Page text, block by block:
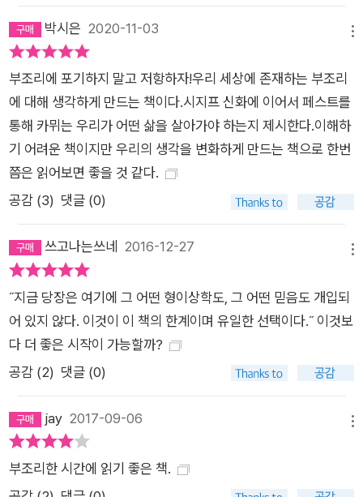
한몸에 받아들어 감수하면서도 미소를 띨 수 있는 삶에 대한 열정
인 것이다. 나는 이 사람이 무겁지만 한결같은 걸음걸이로, 아무
리 해도 끝장을 볼 수 없을 고뇌를 향해 다시 걸어 내려오는 것을
본다. 마치 호흡과도 같은 이 시간, 또한 불행처럼 어김없이 되찾
아 오는 이 시간은 바로 의식의 시간이다. 그가 산꼭대기를 떠나
제신의 소굴을 향해 조금씩 더 깊숙이 내려가는 그 순간순간 시지
프는 자신의 운명보다 우월하다. 그는 그의 바위보다 강하다. - 본
문181~182쪽 우리 시대 최고의 불문학자 김화영 교수 그의 명
번역으로 만나는 새로운 <시지프 신화> 김화영 교수는 1999년
우리나라 최고의 불문학 번역가로 선정되었을 뿐만 아니라 100
여권이 넘는 프랑스 문학 번역서와 연구서로 명실공히 우리 시대
의 가장 권위 있는 불문학자로 꼽힌다. 특히 평생을 알베르 카뮈
연구에 바친 김화영 교수는 <이방인>과 <페스트>에 이어 <시
지프 신화>를 민음사 세계문학전집으로 출간하면서 기존 번역본
을 새롭게 수정하여 독자들에게 더욱 완벽한 번역으로 선보이고
는 역사 속에서, 혹은 삶의 착종된 모순들을 통해 직접 체험하고
의식한 내용은 자칫 추상적 이론이 되기 쉬운 이 책에 인간적 열
정과 목소리의 밀도를 부여한다.”라고 평가하며, 작품이 가진 철
박시은 2020-11-03
부조리에 포기하지 말고 저항하자!우리 세상에 존재하는 부조리
에 대해 생각하게 만드는 책이다.시지프 신화에 이어서 페스트를
통해 카뮈는 우리가 어떤 삶을 살아가야 하는지 제시한다.이해하
기 어려운 책이지만 우리의 생각을 변화하게 만드는 책으로 한번
쯤은 읽어보면 좋을 것 같다.
공감 (3) 댓글 (0)
쓰고나는쓰네 2016-12-27
˝지금 당장은 여기에 그 어떤 형이상학도, 그 어떤 믿음도 개입되
어 있지 않다. 이것이 이 책의 한계이며 유일한 선택이다.˝ 이것보
다 더 좋은 시작이 가능할까?
공감 (2) 댓글 (0)
jay 2017-09-06
부조리한 시간에 읽기 좋은 책.